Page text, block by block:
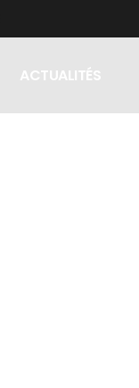
ACTUALITÉS